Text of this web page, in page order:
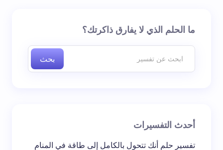
لن يتم نشر عنوان بريدك الإلكتروني. الحقول الإلزامية مشارما الحلم الذي لا يفارق ذاكرتك؟
بحث
أحدث التفسيرات
تفسير حلم أنك تتحول بالكامل إلى طاقة في المنام